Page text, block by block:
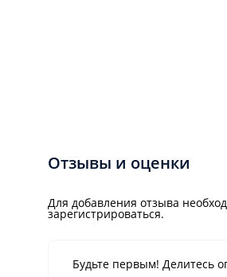
Отзывы и оценки
Для добавления отзыва
зарегистрироваться.
Будьте первым! Делитесь